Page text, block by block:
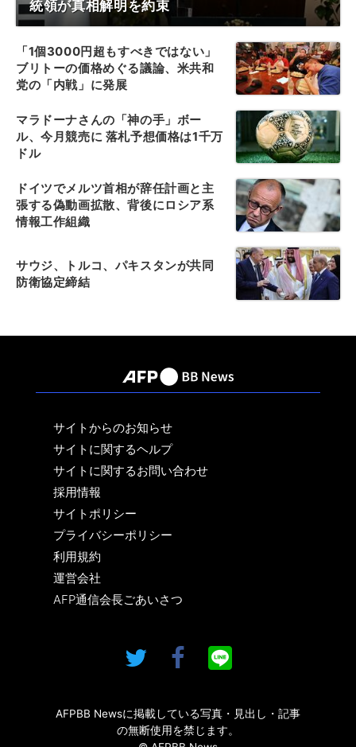
統領が真相解明を約束
「1個3000円超もすべきではない」
ブリトーの価格めぐる議論、米共和
党の「内戦」に発展
マラドーナさんの「神の手」ボー
ル、今月競売に 落札予想価格は1千万
ドル
ドイツでメルツ首相が辞任計画と主
張する偽動画拡散、背後にロシア系
情報工作組織
サウジ、トルコ、パキスタンが共同
防衛協定締結
サイトからのお知らせ
サイトに関するヘルプ
サイトに関するお問い合わせ
採用情報
サイトポリシー
プライバシーポリシー
利用規約
運営会社
AFP通信会長ごあいさつ
AFPBB Newsに掲載している写真・見出し・記事
の無断使用を禁じます。